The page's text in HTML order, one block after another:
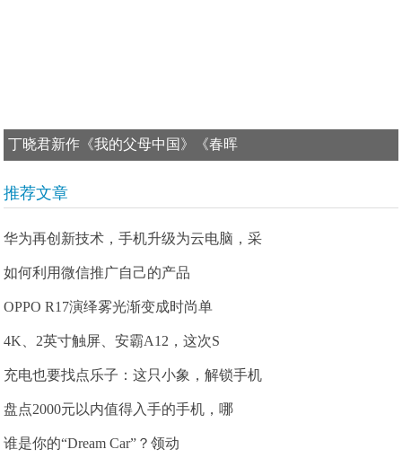
丁晓君新作《我的父母中国》《春晖
推荐文章
华为再创新技术，手机升级为云电脑，采
如何利用微信推广自己的产品
OPPO R17演绎雾光渐变成时尚单
4K、2英寸触屏、安霸A12，这次S
充电也要找点乐子：这只小象，解锁手机
盘点2000元以内值得入手的手机，哪
谁是你的“Dream Car”？领动